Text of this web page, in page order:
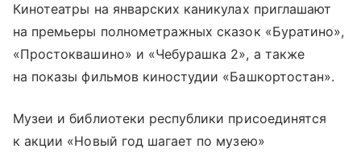
Кинотеатры на январских каникулах приглашают
на премьеры полнометражных сказок «Буратино»,
«Простоквашино» и «Чебурашка 2», а также
на показы фильмов киностудии «Башкортостан».
Музеи и библиотеки республики присоединятся
к акции «Новый год шагает по музею»